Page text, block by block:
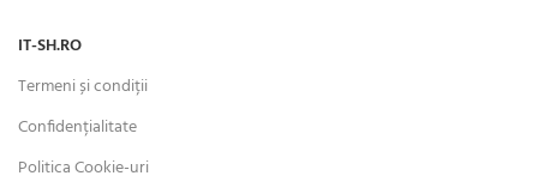
IT-SH.RO
Termeni și condiții
Confidențialitate
Politica Cookie-uri